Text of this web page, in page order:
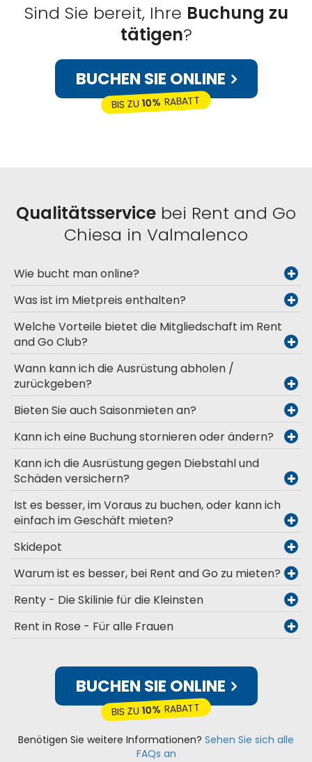
Sind Sie bereit, Ihre Buchung zu
tätigen?
BUCHEN SIE ONLINE
BIS ZU10% RABATT
Qualitätsservice bei Rent and Go
Chiesa in Valmalenco
Wie bucht man online?
Was ist im Mietpreis enthalten?
Welche Vorteile bietet die Mitgliedschaft im Rent
and Go Club?
Wann kann ich die Ausrüstung abholen /
zurückgeben?
Bieten Sie auch Saisonmieten an?
Kann ich eine Buchung stornieren oder ändern?
Kann ich die Ausrüstung gegen Diebstahl und
Schäden versichern?
Ist es besser, im Voraus zu buchen, oder kann ich
einfach im Geschäft mieten?
Skidepot
Warum ist es besser, bei Rent and Go zu mieten?
Renty - Die Skilinie für die Kleinsten
Rent in Rose - Für alle Frauen
BUCHEN SIE ONLINE
BIS ZU10% RABATT
Benötigen Sie weitere Informationen? Sehen Sie sich alle
FAQs an